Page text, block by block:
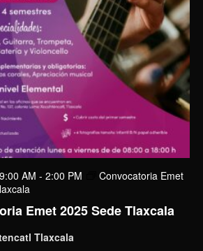
Emet 2025 Sede Tlaxcala
AM - 2:00 PM
Convocatoria Emet
Tlaxcala